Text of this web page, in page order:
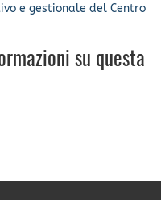
e gestionale del Centro
su questa